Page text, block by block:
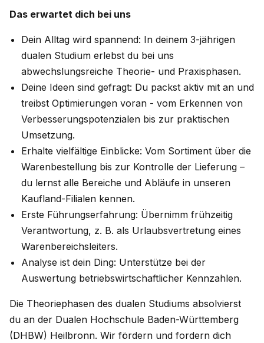
Das erwartet dich bei uns
Dein Alltag wird spannend: In deinem 3-jährigen
dualen Studium erlebst du bei uns
abwechslungsreiche Theorie- und Praxisphasen.
Deine Ideen sind gefragt: Du packst aktiv mit an und
treibst Optimierungen voran - vom Erkennen von
Verbesserungspotenzialen bis zur praktischen
Umsetzung.
Erhalte vielfältige Einblicke: Vom Sortiment über die
Warenbestellung bis zur Kontrolle der Lieferung –
du lernst alle Bereiche und Abläufe in unseren
Kaufland-Filialen kennen.
Erste Führungserfahrung: Übernimm frühzeitig
Verantwortung, z. B. als Urlaubsvertretung eines
Warenbereichsleiters.
Analyse ist dein Ding: Unterstütze bei der
Auswertung betriebswirtschaftlicher Kennzahlen.
Die Theoriephasen des dualen Studiums absolvierst
du an der Dualen Hochschule Baden-Württemberg
(DHBW) Heilbronn. Wir fördern und fordern dich